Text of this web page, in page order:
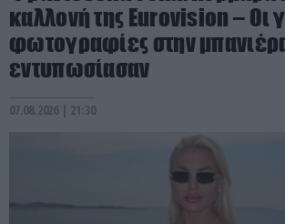
καλλονή της Eurovision – Οι
φωτογραφίες στην
εντυπωσίασαν
07.08.2026 | 21:30